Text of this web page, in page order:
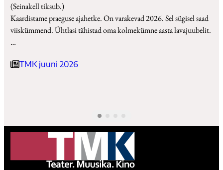
(Seinakell tiksub.)
Kaardistame praeguse ajahetke. On varakevad 2026. Sel sügisel saad
viiskümmend. Ühtlasi tähistad oma kolmekümne aasta lavajuubelit.
…
TMK juuni 2026